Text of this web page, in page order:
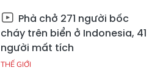
Phà chở 271 người bốc
cháy trên biển ở Indonesia, 41
người mất tích
THẾ GIỚI